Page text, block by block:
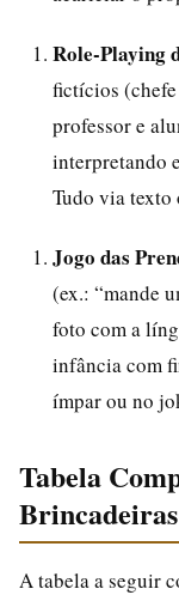
Role-Playing
fictícios
professor e
interpretando
Tudo via texto
Jogo das
(ex.: “mande
foto com a
infância com
ímpar ou no
Tabela
A tabela a seguir